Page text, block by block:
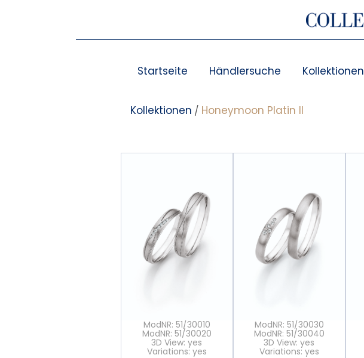
Startseite Händlersuche Kollektionen
Kollektionen / Honeymoon Platin II
ModNR: 51/30010
ModNR: 51/30020
3D View: yes
Variations: yes
ModNR: 51/30030
ModNR: 51/30040
3D View: yes
Variations: yes